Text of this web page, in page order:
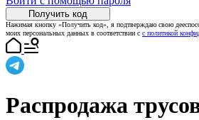
Получить код
Нажимая кнопку «Получить код», я подтверждаю свою
моих персональных данных в соответствии с с политикой
Распродажа